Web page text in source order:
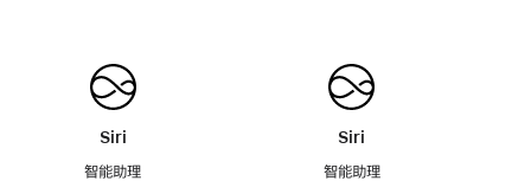
Siri
智能助理
Siri
智能助理